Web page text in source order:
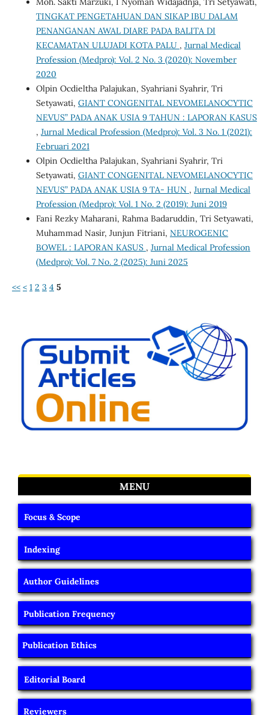
TINGKAT PENGETAHUAN DAN SIKAP IBU DALAM
PENANGANAN AWAL DIARE PADA BALITA DI
KECAMATAN ULUJADI KOTA PALU , Jurnal Medical
Profession (Medpro): Vol. 2 No. 3 (2020): November
2020
Olpin Ocdieltha Palajukan, Syahriani Syahrir, Tri
Setyawati, GIANT CONGENITAL NEVOMELANOCYTIC
NEVUS” PADA ANAK USIA 9 TAHUN : LAPORAN KASUS
, Jurnal Medical Profession (Medpro): Vol. 3 No. 1 (2021):
Februari 2021
Olpin Ocdieltha Palajukan, Syahriani Syahrir, Tri
Setyawati, GIANT CONGENITAL NEVOMELANOCYTIC
NEVUS” PADA ANAK USIA 9 TA- HUN , Jurnal Medical
Profession (Medpro): Vol. 1 No. 2 (2019): Juni 2019
Fani Rezky Maharani, Rahma Badaruddin, Tri Setyawati,
Muhammad Nasir, Junjun Fitriani, NEUROGENIC
BOWEL : LAPORAN KASUS , Jurnal Medical Profession
(Medpro): Vol. 7 No. 2 (2025): Juni 2025
<< < 1 2 3 4 5
MENU
Focus & Scope
Indexing
Author Guidelines
Publication Frequency
Publication Ethics
Editorial Board
Reviewers